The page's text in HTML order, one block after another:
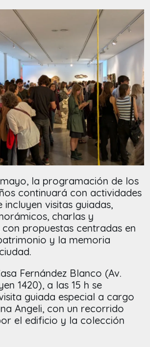
mayo, la programación de los
continuará con actividades
incluyen visitas guiadas,
charlas y
propuestas centradas en
y la memoria
Fernández Blanco (Av.
1420), a las 15 h se
guiada especial a cargo
Angeli, con un recorrido
el edificio y la colección